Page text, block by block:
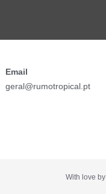
Email
geral@rumotropical.pt
With love by